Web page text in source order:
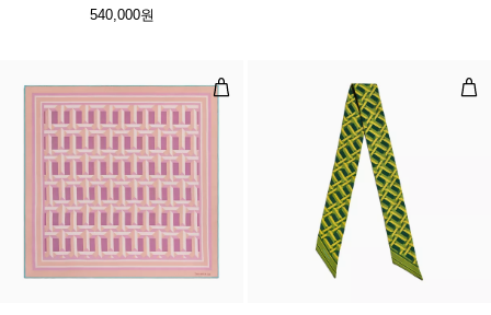
540,000원
True 스퀘어 스카프, 크리스탈 핑크